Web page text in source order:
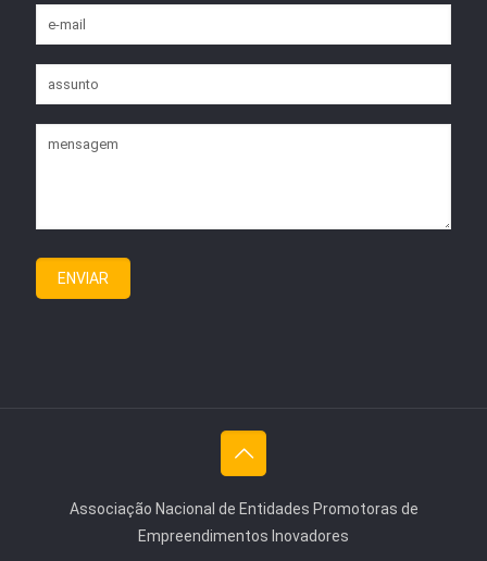
Associação Nacional de Entidades Promotoras de
Empreendimentos Inovadores